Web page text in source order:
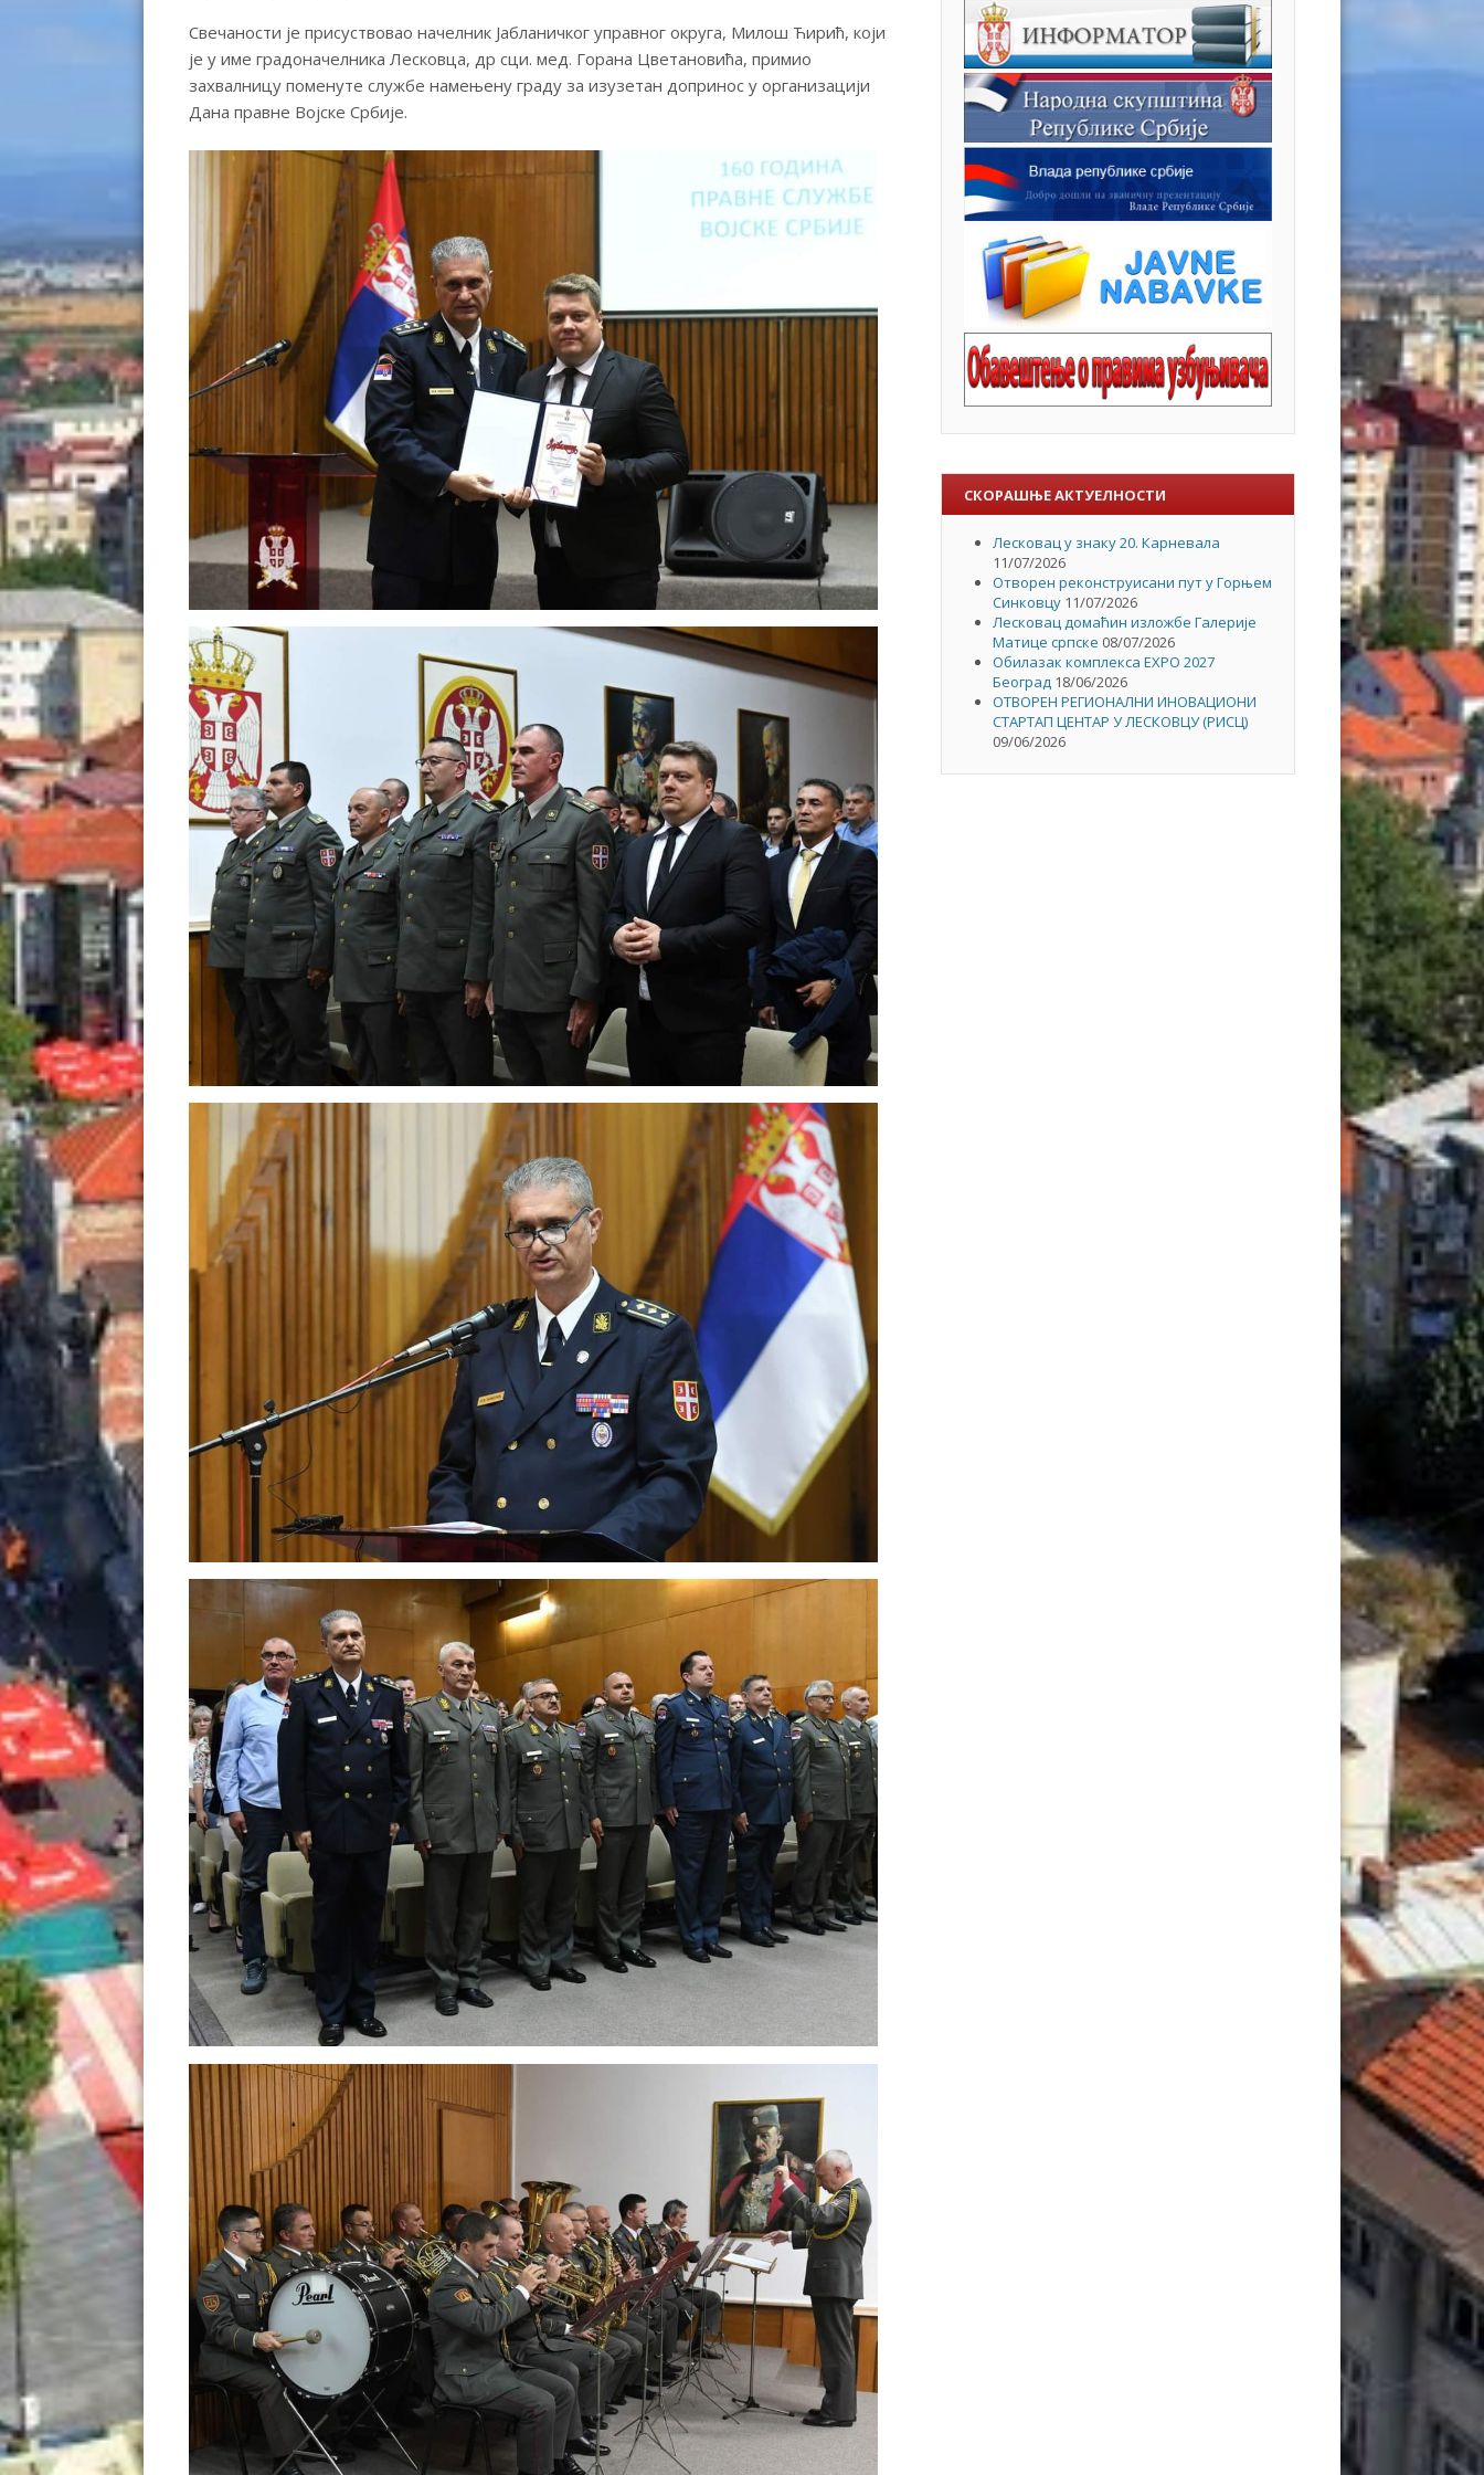
Свечаности је присуствовао начелник Јабланичког управног округа, Милош Ћирић, који
је у име градоначелника Лесковца, др сци. мед. Горана Цветановића, примио
захвалницу поменуте службе намењену граду за изузетан допринос у организацији
Дана правне Војске Србије.
СКОРАШЊЕ АКТУЕЛНОСТИ
Лесковац у знаку 20. Карневала
11/07/2026
Отворен реконструисани пут у Горњем
Синковцу 11/07/2026
Лесковац домаћин изложбе Галерије
Матице српске 08/07/2026
Обилазак комплекса EXPO 2027
Београд 18/06/2026
ОТВОРЕН РЕГИОНАЛНИ ИНОВАЦИОНИ
СТАРТАП ЦЕНТАР У ЛЕСКОВЦУ (РИСЦ)
09/06/2026